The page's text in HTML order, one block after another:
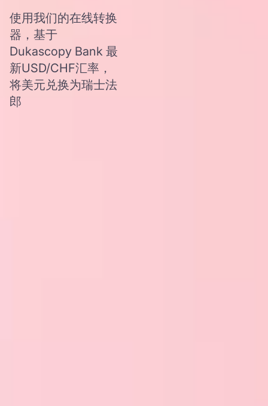
使用我们的在线转换
器，基于
Dukascopy Bank 最
新USD/CHF汇率，
将美元兑换为瑞士法
郎